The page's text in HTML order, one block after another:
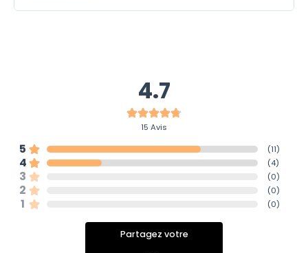
4.7
15 Avis
5 (11)
4 (4)
3 (0)
2 (0)
1 (0)
Partagez votre